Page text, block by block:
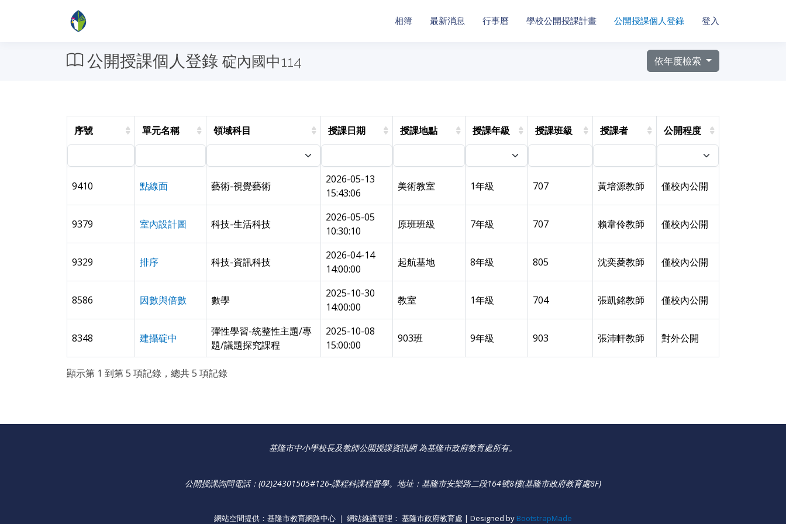
相簿 最新消息 行事曆 學校公開授課計畫 公開授課個人登錄 登入
公開授課個人登錄 碇內國中114 依年度檢索
序號 單元名稱 領域科目 授課日期 授課地點 授課年級 授課班級 授課者 公開程度
9410 點線面 藝術-視覺藝術
2026-05-13
15:43:06
美術教室 1年級 707 黃培源教師 僅校內公開
9379 室內設計圖 科技-生活科技
2026-05-05
10:30:10
原班班級 7年級 707 賴韋伶教師 僅校內公開
9329 排序 科技-資訊科技
2026-04-14
14:00:00
起航基地 8年級 805 沈奕菱教師 僅校內公開
8586 因數與倍數 數學
2025-10-30
14:00:00
教室 1年級 704 張凱銘教師 僅校內公開
8348 建攝碇中
彈性學習-統整性主題/專
題/議題探究課程
2025-10-08
15:00:00
903班 9年級 903 張沛軒教師 對外公開
顯示第 1 到第 5 項記錄，總共 5 項記錄
基隆市中小學校長及教師公開授課資訊網 為基隆巿政府教育處所有。
公開授課詢問電話：(02)24301505#126-課程科課程督學。 地址：基隆市安樂路二段164號8樓(基隆市政府教育處8F)
網站空間提供：基隆市教育網路中心 ｜ 網站維護管理： 基隆市政府教育處 | Designed by BootstrapMade